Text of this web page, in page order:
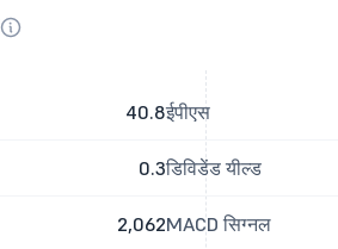
40.8
0.3
2,062
ईपीएस
डिविडेंड यील्ड
MACD सिग्नल